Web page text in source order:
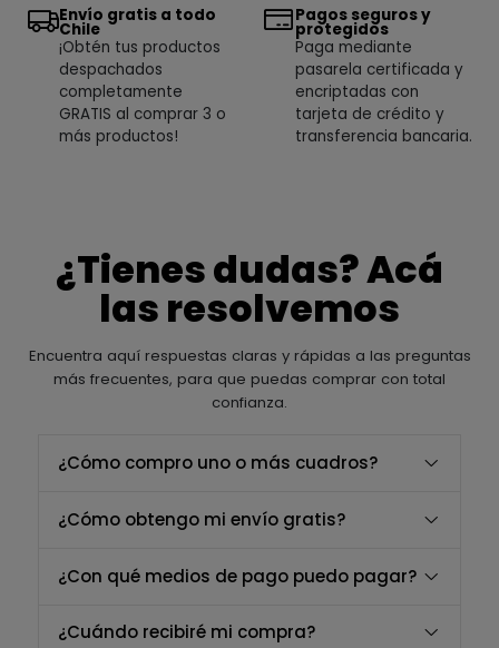
Envío gratis a todo
Chile
¡Obtén tus productos
despachados
completamente
GRATIS al comprar 3 o
más productos!
Pagos seguros y
protegidos
Paga mediante
pasarela certificada y
encriptadas con
tarjeta de crédito y
transferencia bancaria.
¿Tienes dudas? Acá
las resolvemos
Encuentra aquí respuestas claras y rápidas a las preguntas
más frecuentes, para que puedas comprar con total
confianza.
¿Cómo compro uno o más cuadros?
¿Cómo obtengo mi envío gratis?
¿Con qué medios de pago puedo pagar?
¿Cuándo recibiré mi compra?